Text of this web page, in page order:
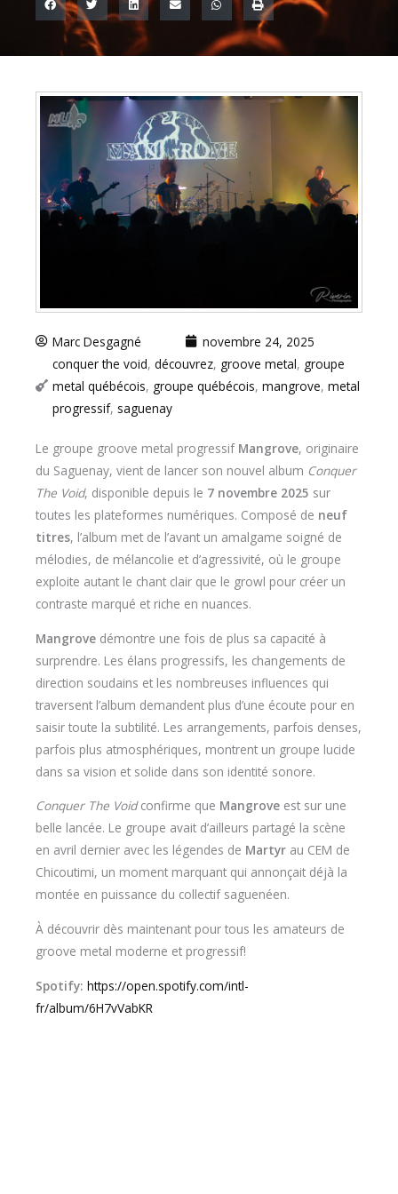
Marc Desgagné
novembre 24, 2025
conquer the void, découvrez, groove metal, groupe
metal québécois, groupe québécois, mangrove, metal
progressif, saguenay
Le groupe groove metal progressif Mangrove, originaire
du Saguenay, vient de lancer son nouvel album Conquer
The Void, disponible depuis le 7 novembre 2025 sur
toutes les plateformes numériques. Composé de neuf
titres, l’album met de l’avant un amalgame soigné de
mélodies, de mélancolie et d’agressivité, où le groupe
exploite autant le chant clair que le growl pour créer un
contraste marqué et riche en nuances.
Mangrove démontre une fois de plus sa capacité à
surprendre. Les élans progressifs, les changements de
direction soudains et les nombreuses influences qui
traversent l’album demandent plus d’une écoute pour en
saisir toute la subtilité. Les arrangements, parfois denses,
parfois plus atmosphériques, montrent un groupe lucide
dans sa vision et solide dans son identité sonore.
Conquer The Voidconfirme que Mangrove est sur une
belle lancée. Le groupe avait d’ailleurs partagé la scène
en avril dernier avec les légendes de Martyr au CEM de
Chicoutimi, un moment marquant qui annonçait déjà la
montée en puissance du collectif saguenéen.
À découvrir dès maintenant pour tous les amateurs de
groove metal moderne et progressif!
Spotify: https://open.spotify.com/intl-
fr/album/6H7vVabKR